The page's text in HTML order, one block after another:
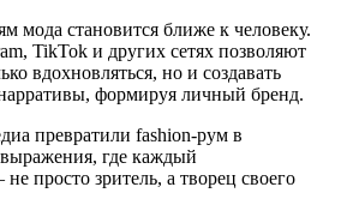
мода становится ближе к человеку.
TikTok и других сетях позволяют
вдохновляться, но и создавать
формируя личный бренд.
превратили fashion-рум в
где каждый
просто зритель, а творец своего